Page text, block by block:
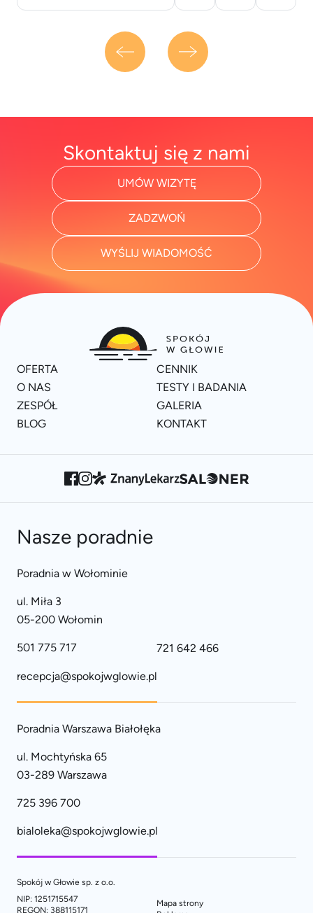
Skontaktuj się z nami
UMÓW WIZYTĘ
ZADZWOŃ
WYŚLIJ WIADOMOŚĆ
OFERTA
CENNIK
O NAS
TESTY I BADANIA
ZESPÓŁ
GALERIA
BLOG
KONTAKT
Nasze poradnie
Poradnia w Wołominie
ul. Miła 3
05-200 Wołomin
501 775 717 721 642 466
recepcja@spokojwglowie.pl
Poradnia Warszawa Białołęka
ul. Mochtyńska 65
03-289 Warszawa
725 396 700
bialoleka@spokojwglowie.pl
Spokój w Głowie sp. z o.o.
NIP: 1251715547
REGON: 388115171
Mapa strony